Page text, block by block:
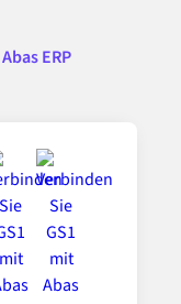
Abas ERP